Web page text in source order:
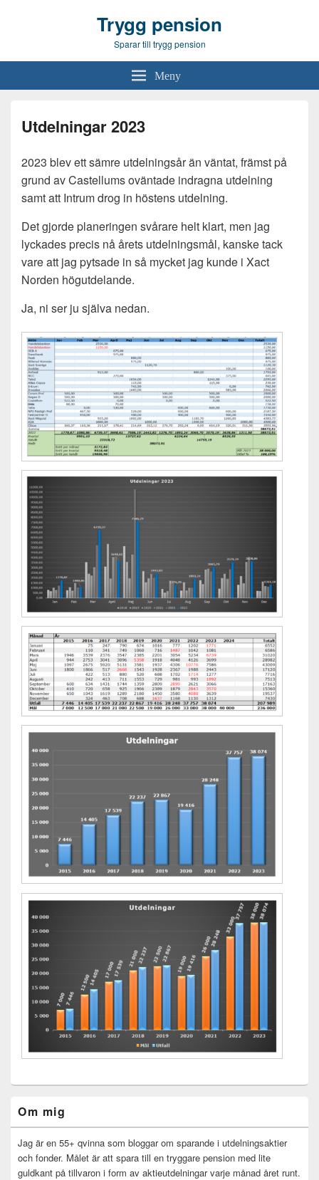
Trygg pension
Sparar till trygg pension
Meny
Utdelningar 2023
2023 blev ett sämre utdelningsår än väntat, främst på
grund av Castellums oväntade indragna utdelning
samt att Intrum drog in höstens utdelning.
Det gjorde planeringen svårare helt klart, men jag
lyckades precis nå årets utdelningsmål, kanske tack
vare att jag pytsade in så mycket jag kunde i Xact
Norden högutdelande.
Ja, ni ser ju själva nedan.
sidofältet
Widget
område
Om mig
Jag är en 55+ qvinna som bloggar om sparande i utdelningsaktier
och fonder. Målet är att spara till en tryggare pension med lite
guldkant på tillvaron i form av aktieutdelningar varje månad året runt.